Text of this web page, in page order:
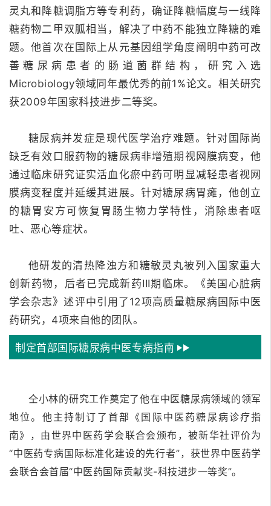
灵丸和降糖调脂方等专利药，确证降糖幅度与一线降
糖药物二甲双胍相当，解决了中药不能独立降糖的难
题。他首次在国际上从元基因组学角度阐明中药可改
善糖尿病患者的肠道菌群结构，研究入选
Microbiology领域同年最优秀的前1%论文。 相关研究
获2009年国家科技进步二等奖。
糖尿病并发症是现代医学治疗难题。 针对国际尚
缺乏有效口服药物的糖尿病非增殖期视网膜病变，他
通过临床研究证实活血化瘀中药可明显减轻患者视网
膜病变程度并延缓其进展。 针对糖尿病胃瘫，他创立
的糖胃安方可恢复胃肠生物力学特性，消除患者呕
吐、恶心等症状。
他研发的清热降浊方和糖敏灵丸被列入国家重大
创新药物，后者已完成新药III期临床。
《美国心脏病
学会杂志》述评中引用了12项高质量糖尿病国际中医
药研究，4项来自他的团队。
制定首部国际糖尿病中医专病指南
仝小林的研究工作奠定了他在中医糖尿病领域的领军
地位。 他主持制订了首部《国际中医药糖尿病诊疗指
南》，由世界中医药学会联合会颁布，被新华社评价为
“中医药专病国际标准化建设的先行者”，获世界中医药学
会联合会首届“中医药国际贡献奖-科技进步一等奖”。